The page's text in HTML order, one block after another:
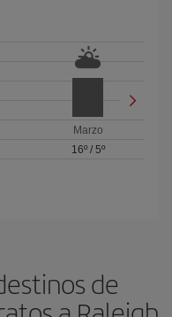
Marzo
16º/ 5º
de